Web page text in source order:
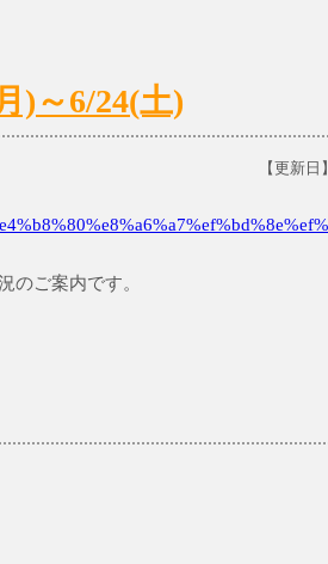
)～6/24(土)
【更新
のご案内です。